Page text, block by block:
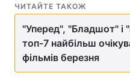
ЧИТАЙТЕ ТАКОЖ
"Уперед", "Бладшот" і
топ-7 найбільш
фільмів березня